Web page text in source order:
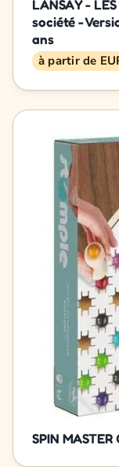
LANSAY -
société -
ans
à partir de
SPIN